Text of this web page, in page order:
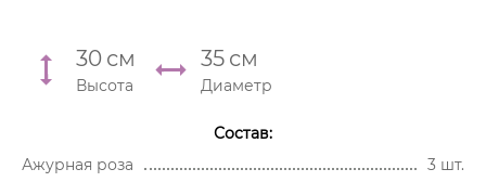
30 см
Высота
35 см
Диаметр
Состав:
Ажурная роза
3 шт.